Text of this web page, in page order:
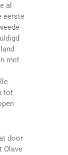
al
eerste
met
tot
door
Olave